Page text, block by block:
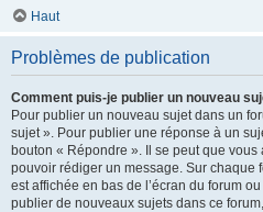
Haut
Problèmes de publication
Comment puis-je publier un nouveau
Pour publier un nouveau sujet dans un
sujet ». Pour publier une réponse à un
bouton « Répondre ». Il se peut que vous
pouvoir rédiger un message. Sur chaque
est affichée en bas de l’écran du forum
publier de nouveaux sujets dans ce